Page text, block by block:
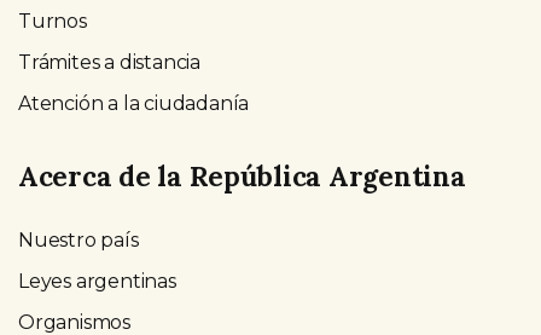
Turnos
Trámites a distancia
Atención a la ciudadanía
Acerca de la República Argentina
Nuestro país
Leyes argentinas
Organismos